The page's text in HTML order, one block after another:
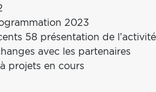
2023
58 présentation de l’activité
avec les partenaires
projets en cours